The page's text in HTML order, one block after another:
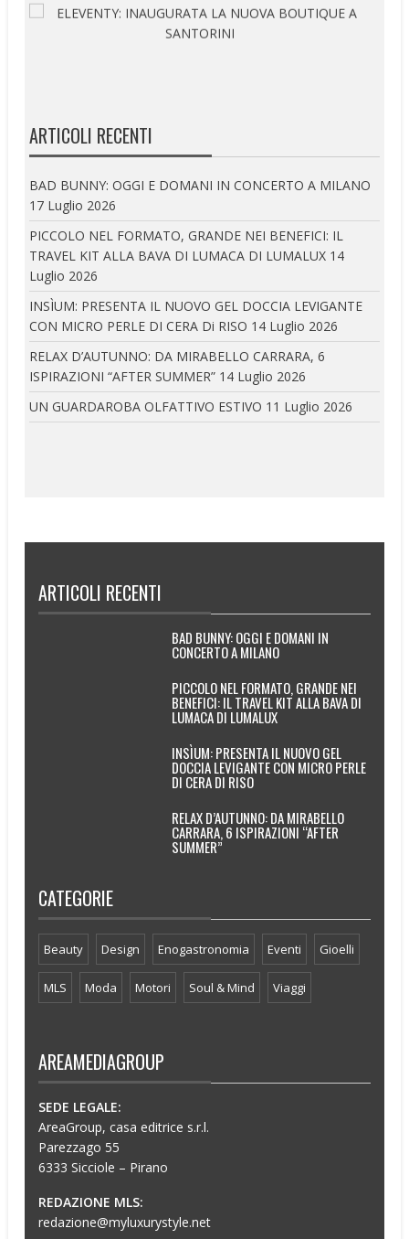
ARTICOLI RECENTI
BAD BUNNY: OGGI E DOMANI IN CONCERTO A MILANO
17 Luglio 2026
PICCOLO NEL FORMATO, GRANDE NEI BENEFICI: IL
TRAVEL KIT ALLA BAVA DI LUMACA DI LUMALUX 14
Luglio 2026
INSÌUM: PRESENTA IL NUOVO GEL DOCCIA LEVIGANTE
CON MICRO PERLE DI CERA Di RISO 14 Luglio 2026
RELAX D’AUTUNNO: DA MIRABELLO CARRARA, 6
ISPIRAZIONI “AFTER SUMMER” 14 Luglio 2026
UN GUARDAROBA OLFATTIVO ESTIVO 11 Luglio 2026
ARTICOLI RECENTI
BAD BUNNY: OGGI E DOMANI IN
CONCERTO A MILANO
PICCOLO NEL FORMATO, GRANDE NEI
BENEFICI: IL TRAVEL KIT ALLA BAVA DI
LUMACA DI LUMALUX
INSÌUM: PRESENTA IL NUOVO GEL
DOCCIA LEVIGANTE CON MICRO PERLE
DI CERA DI RISO
RELAX D’AUTUNNO: DA MIRABELLO
CARRARA, 6 ISPIRAZIONI “AFTER
SUMMER”
CATEGORIE
Beauty Design Enogastronomia Eventi Gioelli
MLS Moda Motori Soul & Mind Viaggi
AREAMEDIAGROUP
SEDE LEGALE:
AreaGroup, casa editrice s.r.l.
Parezzago 55
6333 Sicciole – Pirano
REDAZIONE MLS:
redazione@myluxurystyle.net